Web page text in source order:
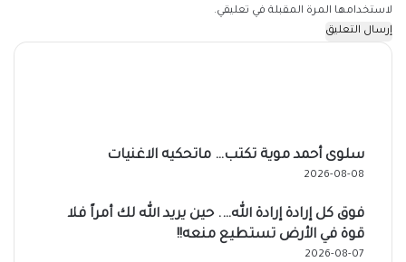
لاستخدامها المرة المقبلة في تعليقي.
سلوى أحمد موية تكتب… ماتحكيه الاغنيات
2026-08-08
فوق كل إرادة إرادة الله…. حين يريد الله لك أمراً فلا
قوة في الأرض تستطيع منعه!!
2026-08-07